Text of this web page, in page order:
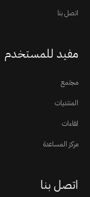
اتصل بنا
مفيد للمستخدم
مجتمع
المنتديات
لقاءات
مركز المساعدة
اتصل بنا